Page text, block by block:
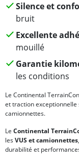
Silence et
bruit
Excellente
mouillé
Garantie
les conditions
Le Continental
et traction exceptionnelle
camionnettes.
Le Continental
lesVUS et camionnettes
durabilité et